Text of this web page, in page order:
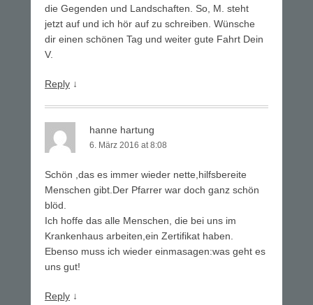
die Gegenden und Landschaften. So, M. steht
jetzt auf und ich hör auf zu schreiben. Wünsche
dir einen schönen Tag und weiter gute Fahrt Dein
V.
Reply ↓
hanne hartung
6. März 2016 at 8:08
Schön ,das es immer wieder nette,hilfsbereite
Menschen gibt.Der Pfarrer war doch ganz schön
blöd.
Ich hoffe das alle Menschen, die bei uns im
Krankenhaus arbeiten,ein Zertifikat haben.
Ebenso muss ich wieder einmasagen:was geht es
uns gut!
Reply ↓